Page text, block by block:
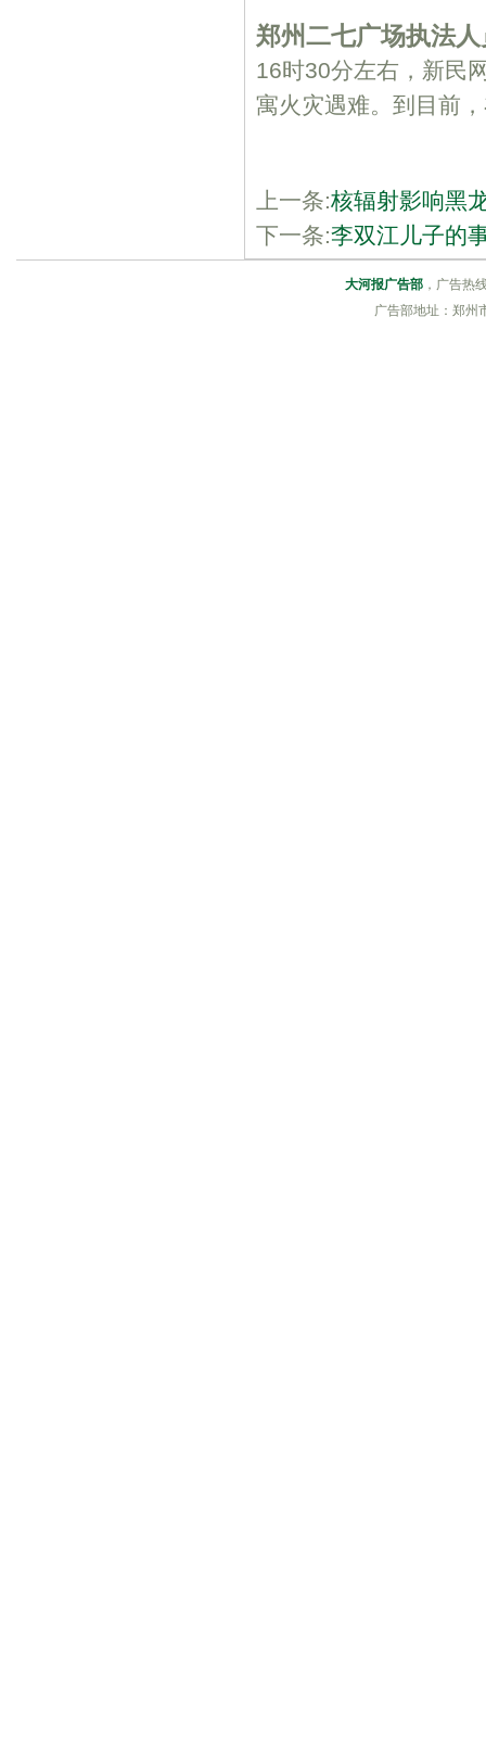
郑州二七广场执法
16时30分左右，新民
寓火灾遇难。到目前
上一条:核辐射影响黑
下一条:李双江儿子的
大河报广告部 ，广告热
广告部地址：郑州